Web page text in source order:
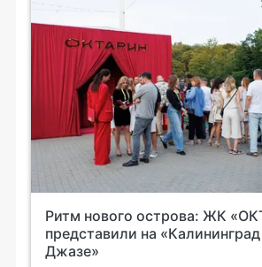
Ритм нового острова: ЖК
представили на
Джазе»